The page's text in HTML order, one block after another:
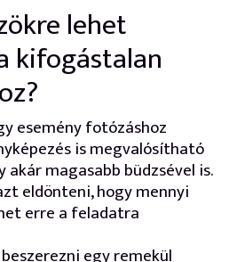
lehet
kifogástalan
esemény fotózáshoz
is megvalósítható
akár magasabb büdzsével is.
eldönteni, hogy mennyi
erre a feladatra
egy remekül